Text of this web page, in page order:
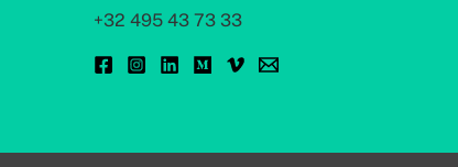
+32 495 43 73 33